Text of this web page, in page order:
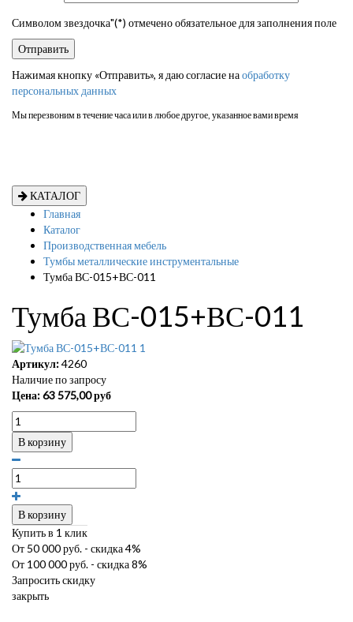
Символом звездочка"(*) отмечено обязательное для заполнения поле
Нажимая кнопку «Отправить», я даю согласие наобработку
персональных данных
Мы перезвоним в течение часа или в любое другое, указанное вами время
КАТАЛОГ
Главная
Каталог
Производственная мебель
Тумбы металлические инструментальные
Тумба ВС-015+ВС-011
Тумба ВС-015+ВС-011
Артикул:4260
Наличие по запросу
Цена:63 575,00руб
В корзину
В корзину
Купить в 1 клик
От 50 000 руб. - скидка 4%
От 100 000 руб. - скидка 8%
Запросить скидку
закрыть